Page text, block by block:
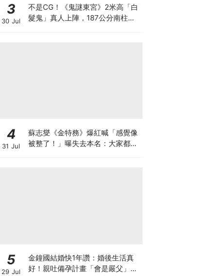
3
30 Jul
不是CG！《鬼謎東宮》2米高「白
髮鬼」真人上陣，187公分南柱赫
4
31 Jul
蘇志燮《金特務》爆紅喊「感覺像
被整了！」曝失去本名：大家都叫
5
29 Jul
金鐘國結婚快1年讚：婚後生活真
好！親吐備孕計畫「會是嚴父」先